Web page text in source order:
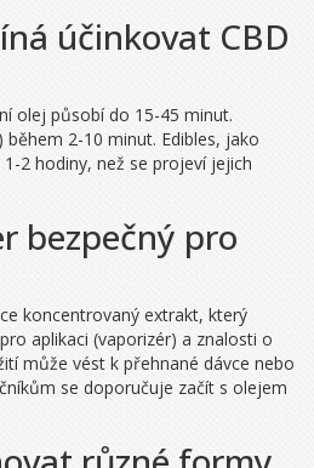
účinkovat CBD
olej působí do 15-45 minut.
2-10 minut. Edibles, jako
2 hodiny, než se projeví jejich
bezpečný pro
koncentrovaný extrakt, který
aplikaci (vaporizér) a znalosti o
může vést k přehnané dávce nebo
se doporučuje začít s olejem